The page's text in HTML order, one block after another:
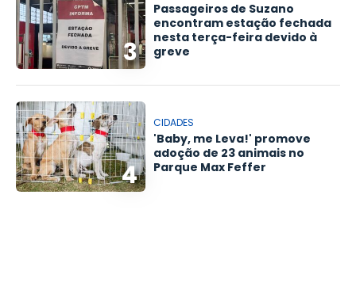
3
Passageiros de Suzano
encontram estação fechada
nesta terça-feira devido à
greve
4
CIDADES
'Baby, me Leva!' promove
adoção de 23 animais no
Parque Max Feffer